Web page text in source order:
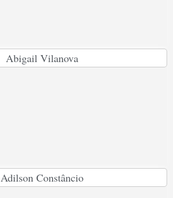
Abigail Vilanova
Adilson Constâncio